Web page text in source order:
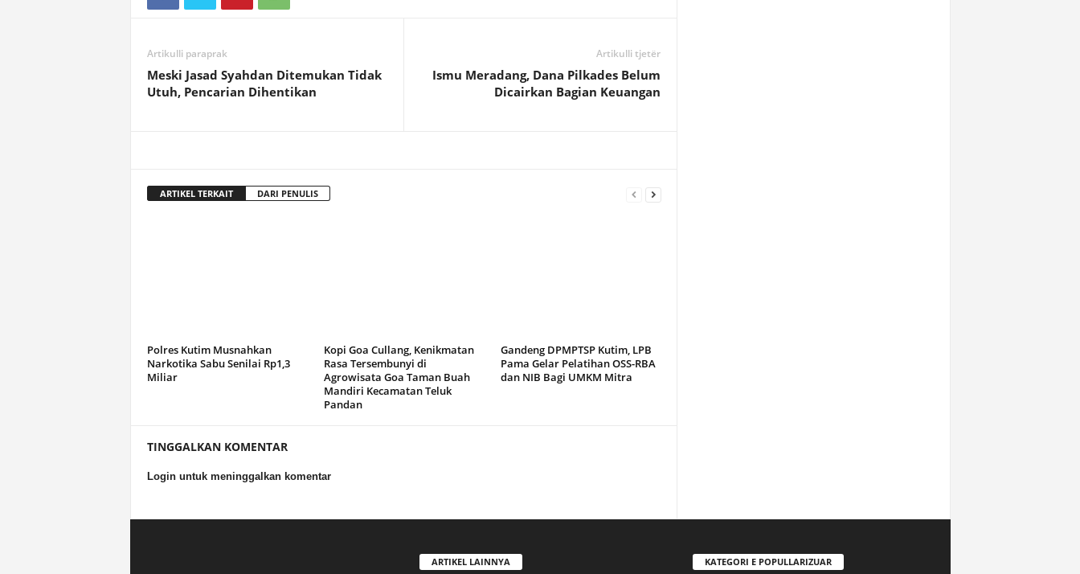
Artikulli paraprak
Meski Jasad Syahdan Ditemukan Tidak
Utuh, Pencarian Dihentikan
Artikulli tjetër
Ismu Meradang, Dana Pilkades Belum
Dicairkan Bagian Keuangan
ARTIKEL TERKAIT DARI PENULIS
Polres Kutim Musnahkan
Narkotika Sabu Senilai Rp1,3
Miliar
Kopi Goa Cullang, Kenikmatan
Rasa Tersembunyi di
Agrowisata Goa Taman Buah
Mandiri Kecamatan Teluk
Pandan
Gandeng DPMPTSP Kutim, LPB
Pama Gelar Pelatihan OSS-RBA
dan NIB Bagi UMKM Mitra
TINGGALKAN KOMENTAR
Login untuk meninggalkan komentar
ARTIKEL LAINNYA KATEGORI E POPULLARIZUAR